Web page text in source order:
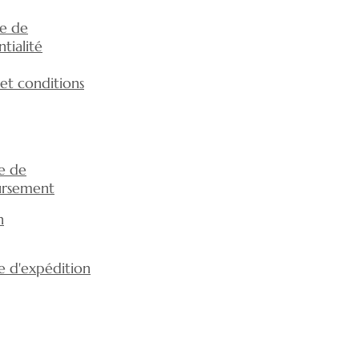
de
conditions
de
d'expédition